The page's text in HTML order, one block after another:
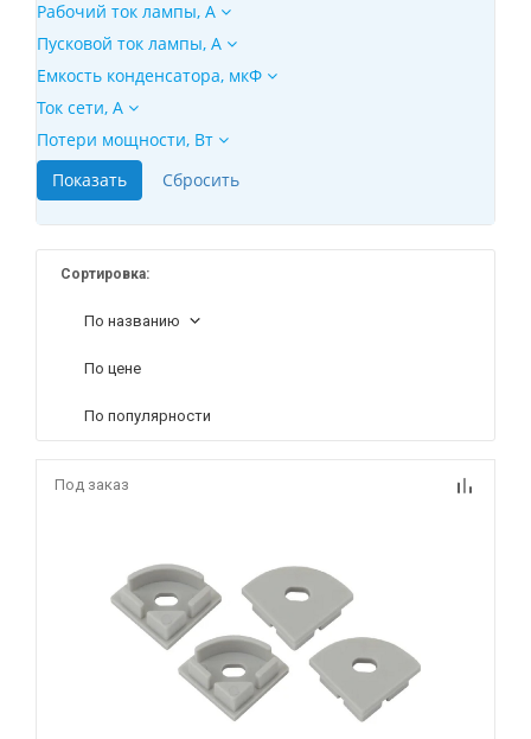
Рабочий ток лампы, А
Пусковой ток лампы, А
Емкость конденсатора, мкФ
Ток сети, А
Потери мощности, Вт
Сортировка:
По названию
По цене
По популярности
Под заказ